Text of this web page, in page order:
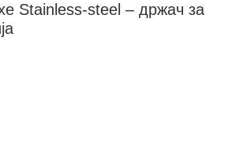
Stainless-steel – држач за